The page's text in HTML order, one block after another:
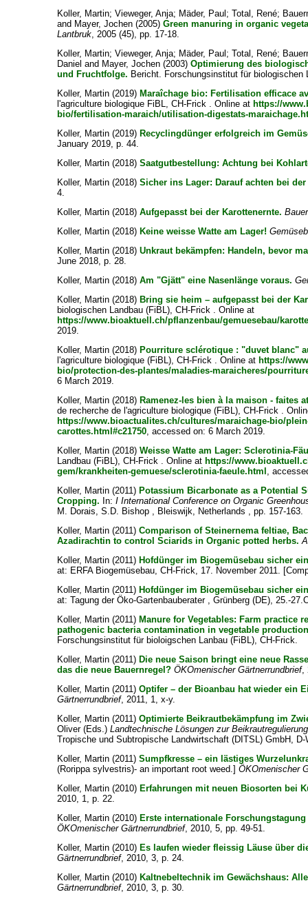
Koller, Martin;Vieweger, Anja; Mäder, Paul ;Total, René;
and Mayer, Jochen (2005)Green manuring in organic
Lantbruk, 2005 (45), pp. 17-18.
Koller, Martin;Vieweger, Anja; Mäder, Paul ;Total, René;
Daniel and Mayer, Jochen (2003)Optimierung des
und Fruchtfolge. Bericht. Forschungsinstitut für
Koller, Martin (2019) Maraîchage bio: Fertilisation efficace
l'agriculture biologique FiBL, CH-Frick . Online at https://
bio/fertilisation-maraich/utilisation-digestats-
Koller, Martin (2019) Recyclingdünger erfolgreich im
January 2019, p. 44.
Koller, Martin (2018)Saatgutbestellung: Achtung bei
Koller, Martin (2018)Sicher ins Lager: Darauf achten bei
4.
Koller, Martin (2018)Aufgepasst bei der Karottenernte.
Koller, Martin (2018) Keine weisse Watte am Lager!
Koller, Martin (2018)Unkraut bekämpfen: Handeln, bevor
June 2018, p. 28.
Koller, Martin (2018)Am "Gjätt" eine Nasenlänge voraus.
Koller, Martin (2018) Bring sie heim – aufgepasst bei der
biologischen Landbau (FiBL), CH-Frick . Online at
https://www.bioaktuell.ch/pflanzenbau/gemuesebau/
2019.
Koller, Martin (2018) Pourriture sclérotique : "duvet blanc"
l'agriculture biologique (FiBL), CH-Frick . Online at https://
bio/protection-des-plantes/maladies-maraicheres/
6 March 2019.
Koller, Martin (2018) Ramenez-les bien à la maison - faites
de recherche de l'agriculture biologique (FiBL), CH-Frick .
https://www.bioactualites.ch/cultures/maraichage-bio/
carottes.html#c21750, accessed on: 6 March 2019.
Koller, Martin (2018)Weisse Watte am Lager: Sclerotinia-
Landbau (FiBL), CH-Frick . Online at https://
gem/krankheiten-gemuese/sclerotinia-faeule.html ,
Koller, Martin (2011) Potassium Bicarbonate as a Potential
Cropping. In:I International Conference on Organic
M. Dorais, S.D. Bishop , Bleiswijk, Netherlands , pp. 157-163.
Koller, Martin (2011)Comparison of Steinernema feltiae,
Azadirachtin to control Sciarids in Organic potted herbs.
Koller, Martin (2011) Hofdünger im Biogemüsebau sicher
at: ERFA Biogemüsebau, CH-Frick, 17. November 2011.
Koller, Martin (2011) Hofdünger im Biogemüsebau sicher
at: Tagung der Öko-Gartenbauberater , Grünberg (DE), 25.-
Koller, Martin (2011) Manure for Vegetables: Farm practice
pathogenic bacteria contamination in vegetable
Forschungsinstitut für bioloigschen Lanbau (FiBL), CH-Frick.
Koller, Martin (2011) Die neue Saison bringt eine neue
das die neue Bauernregel? ÖKOmenischer Gärtnerrundbrief,
Koller, Martin (2011)Optifer – der Bioanbau hat wieder ein
Gärtnerrundbrief, 2011, 1, x-y.
Koller, Martin (2011)Optimierte Beikrautbekämpfung im
Oliver(Eds.)Landtechnische Lösungen zur
Tropische und Subtropische Landwirtschaft (DITSL) GmbH,
Koller, Martin (2011)Sumpfkresse – ein lästiges
(Rorippa sylvestris)- an important root weed.]ÖKOmenischer
Koller, Martin (2010) Erfahrungen mit neuen Biosorten bei
2010, 1, p. 22.
Koller, Martin (2010) Erste internationale
ÖKOmenischer Gärtnerrundbrief, 2010, 5, pp. 49-51.
Koller, Martin (2010) Es laufen wieder fleissig Läuse über
Gärtnerrundbrief, 2010, 3, p. 24.
Koller, Martin (2010) Kaltnebeltechnik im Gewächshaus:
Gärtnerrundbrief, 2010, 3, p. 30.